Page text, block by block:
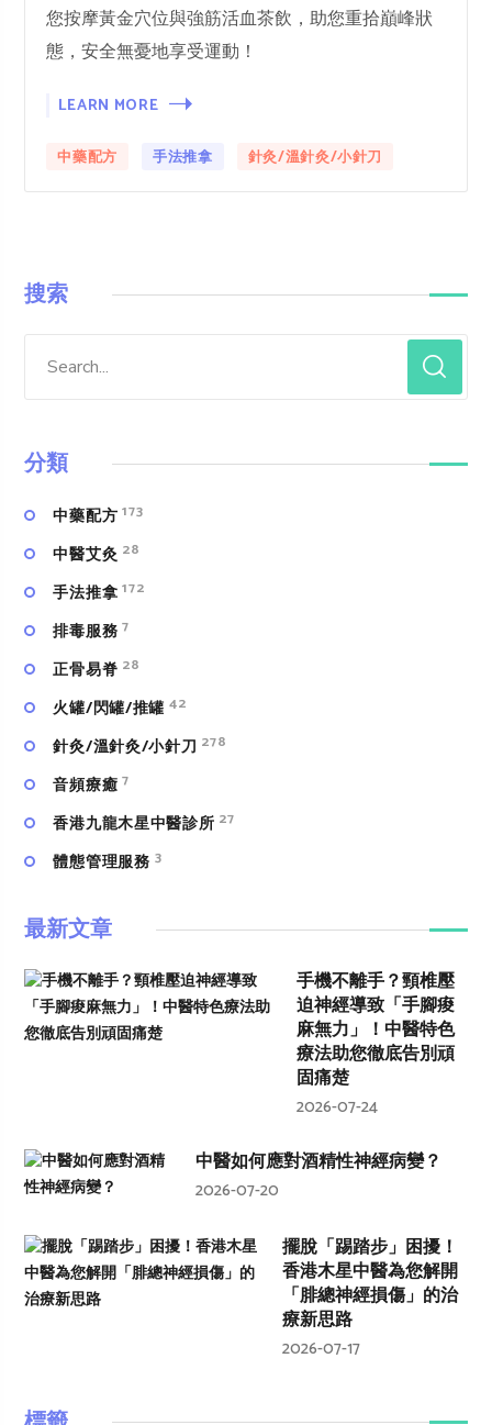
您按摩黃金穴位與強筋活血茶飲，助您重拾巔峰狀
態，安全無憂地享受運動！
LEARN MORE
中藥配方 手法推拿 針灸/溫針灸/小針刀
搜索
分類
中藥配方 173
中醫艾灸 28
手法推拿 172
排毒服務 7
正骨易脊 28
火罐/閃罐/推罐 42
針灸/溫針灸/小針刀 278
⾳頻療癒 7
香港九龍木星中醫診所 27
體態管理服務 3
最新文章
手機不離手？頸椎壓
迫神經導致「手腳痠
麻無力」！中醫特色
療法助您徹底告別頑
固痛楚
2026-07-24
中醫如何應對酒精性神經病變？
2026-07-20
擺脫「踢踏步」困擾！
香港木星中醫為您解開
「腓總神經損傷」的治
療新思路
2026-07-17